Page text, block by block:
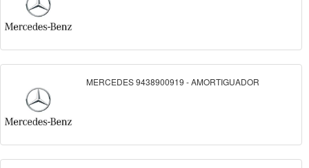
MERCEDES 9438900919 - AMORTIGUADOR